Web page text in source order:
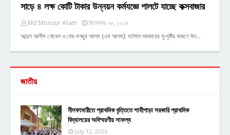
সাড়ে ৪ লক্ষ কোটি টাকার উন্নয়ন কর্মযজ্ঞে পালটে যাচ্ছে কক্সবাজার
Md Monsur Alam
ডিসেম্বর ২৮, ২০১৯
আব্দুল আলীম নোবেল ও মোঃ মনছুর আলম (এম আলম): বর্তমান সরকারের সু-দৃষ্টির কারণে উন…
জাতীয়
নীলফামারীতে প্রাথমিক বৃত্তিতে শাহীপাড়া সরকারি প্রাথমিক
বিদ্যালয়ের অবিস্মরণীয় সাফল্য
July 12, 2026